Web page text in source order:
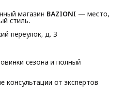
магазин BAZIONI — место,
стиль.
переулок, д. 3
сезона и полный
консультации от экспертов